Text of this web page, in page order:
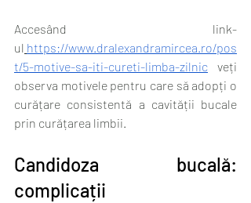
Accesând link-
ul https://www.dralexandramircea.ro/pos
t/5-motive-sa-iti-cureti-limba-zilnic veți
observa motivele pentru care să adopți o
curățare consistentă a cavității bucale
prin curățarea limbii.
Candidoza bucală:
complicații